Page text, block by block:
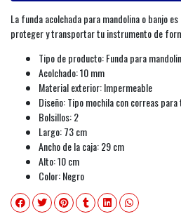
La funda acolchada para mandolina o banjo
proteger y transportar tu instrumento de
Tipo de producto: Funda para
Acolchado: 10 mm
Material exterior: Impermeable
Diseño: Tipo mochila con correas
Bolsillos: 2
Largo: 73 cm
Ancho de la caja: 29 cm
Alto: 10 cm
Color: Negro